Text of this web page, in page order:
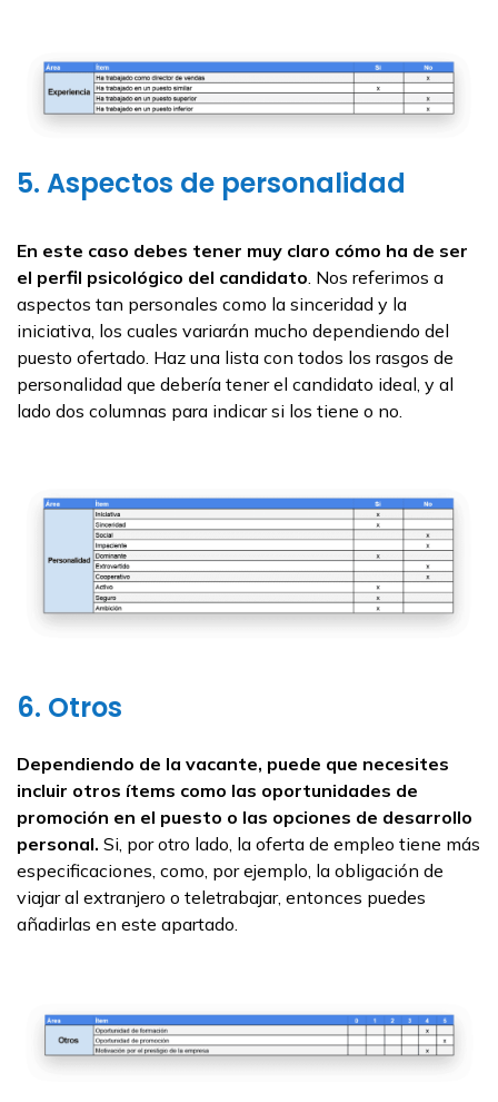
5. Aspectos de personalidad
En este caso debes tener muy claro cómo ha de ser
el perfil psicológico del candidato. Nos referimos a
aspectos tan personales como la sinceridad y la
iniciativa, los cuales variarán mucho dependiendo del
puesto ofertado. Haz una lista con todos los rasgos de
personalidad que debería tener el candidato ideal, y al
lado dos columnas para indicar si los tiene o no.
6. Otros
Dependiendo de la vacante, puede que necesites
incluir otros ítems como las oportunidades de
promoción en el puesto o las opciones de desarrollo
personal. Si, por otro lado, la oferta de empleo tiene más
especificaciones, como, por ejemplo, la obligación de
viajar al extranjero o teletrabajar, entonces puedes
añadirlas en este apartado.